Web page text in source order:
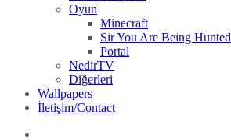
Oyun
Minecraft
Sir You Are Being Hunted
Portal
NedirTV
Diğerleri
Wallpapers
İletişim/Contact